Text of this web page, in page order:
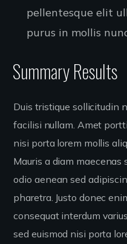
pellentesque elit
purus in mollis
Summary Results
Duis tristique sollicitudin
facilisi nullam. Amet
nisi porta lorem mollis
Mauris a diam maecenas
odio aenean sed
pharetra. Justo donec
consequat interdum
sed euismod nisi porta